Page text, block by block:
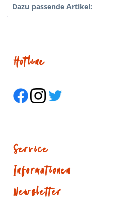
Dazu passende Artikel:
Hotline
Service
Informationen
Newsletter